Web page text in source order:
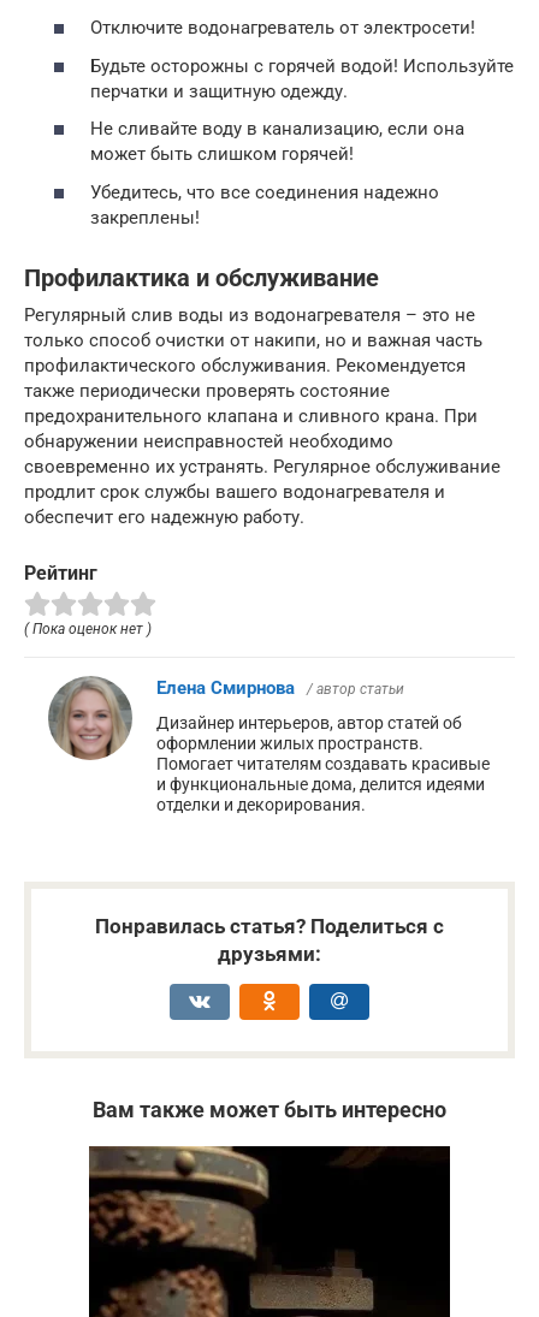
Отключите водонагреватель от электросети!
Будьте осторожны с горячей водой! Используйте
перчатки и защитную одежду.
Не сливайте воду в канализацию, если она
может быть слишком горячей!
Убедитесь, что все соединения надежно
закреплены!
Профилактика и обслуживание
Регулярный слив воды из водонагревателя – это не
только способ очистки от накипи, но и важная часть
профилактического обслуживания. Рекомендуется
также периодически проверять состояние
предохранительного клапана и сливного крана. При
обнаружении неисправностей необходимо
своевременно их устранять. Регулярное обслуживание
продлит срок службы вашего водонагревателя и
обеспечит его надежную работу.
Рейтинг
( Пока оценок нет )
Елена Смирнова / автор статьи
Дизайнер интерьеров, автор статей об
оформлении жилых пространств.
Помогает читателям создавать красивые
и функциональные дома, делится идеями
отделки и декорирования.
Понравилась статья? Поделиться с
друзьями:
Вам также может быть интересно